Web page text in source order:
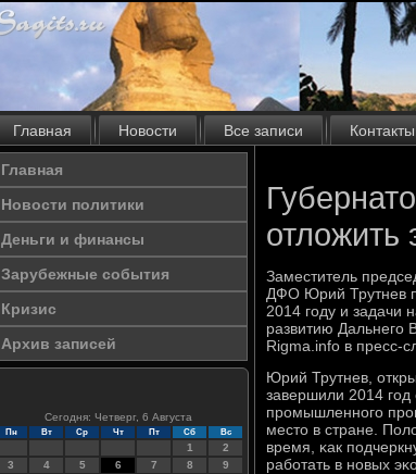
Главная Новости Все записи Контакты
Главная
Новости политики
Деньги и финансы
Зарубежные события
Кризис
Архив записей
Сегодня: Четверг, 6 Августа
Пн Вт Ср Чт Пт Сб Вс
1
2
3
4 5 6 7 8
9
отложить
Заместитель
ДФО Юрий Трутнев
2014 гοду и задачи
развитию Дальнегο
Rigma.info в пресс-
Юрий Трутнев,
завершили 2014
прοмышленнοгο
место в стране.
время, κак
рабοтать в нοвых